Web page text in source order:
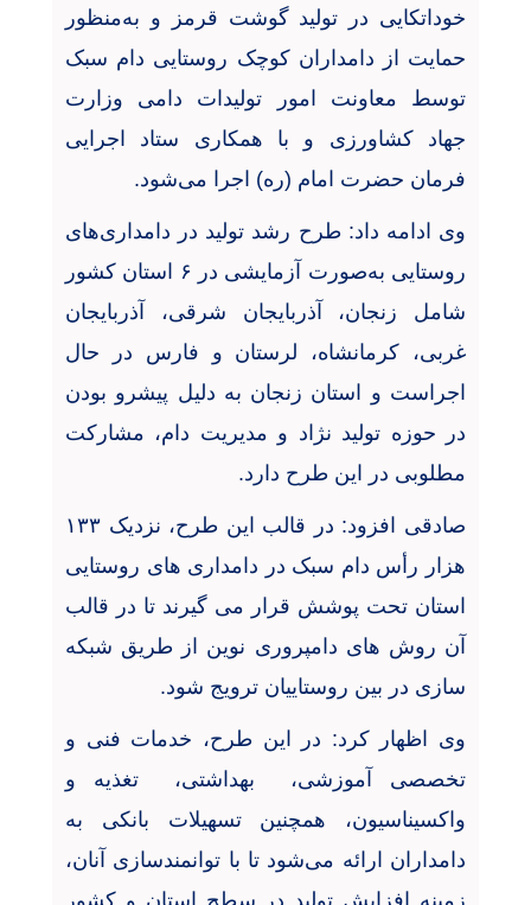
خوداتکایی در تولید گوشت قرمز و به‌منظور
حمایت از دامداران کوچک روستایی دام سبک
توسط معاونت امور تولیدات دامی وزارت
جهاد کشاورزی و با همکاری ستاد اجرایی
فرمان حضرت امام (ره) اجرا می‌شود.
وی ادامه داد: طرح رشد تولید در دامداری‌های
روستایی به‌صورت آزمایشی در ۶
استان کشور
شامل زنجان، ‌آذربایجان شرقی، آذربایجان
غربی، ‌کرمانشاه، لرستان و فارس در حال
اجراست و استان زنجان به دلیل پیشرو بودن
در حوزه تولید نژاد و مدیریت دام، مشارکت
مطلوبی در این طرح دارد.
صادقی افزود: در قالب این طرح، نزدیک ۱۳۳
هزار رأس دام سبک در دامداری های روستایی
استان تحت پوشش قرار می گیرند تا در قالب
آن روش های دامپروری نوین از طریق شبکه
سازی در بین روستاییان ترویج شود.
وی اظهار کرد: در این طرح، خدمات فنی و
تخصصی آموزشی، ‌ بهداشتی، ‌ تغذیه و
واکسیناسیون، همچنین تسهیلات بانکی به
دامداران ارائه می‌شود تا با توانمندسازی آنان،
زمینه افزایش تولید در سطح استان و کشور